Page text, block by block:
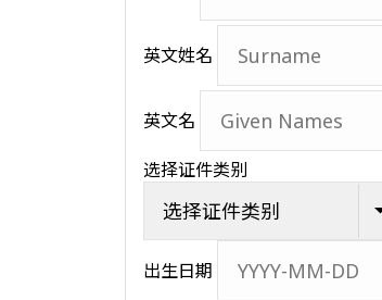
英文姓名
英文名
选择证件类别
出生日期